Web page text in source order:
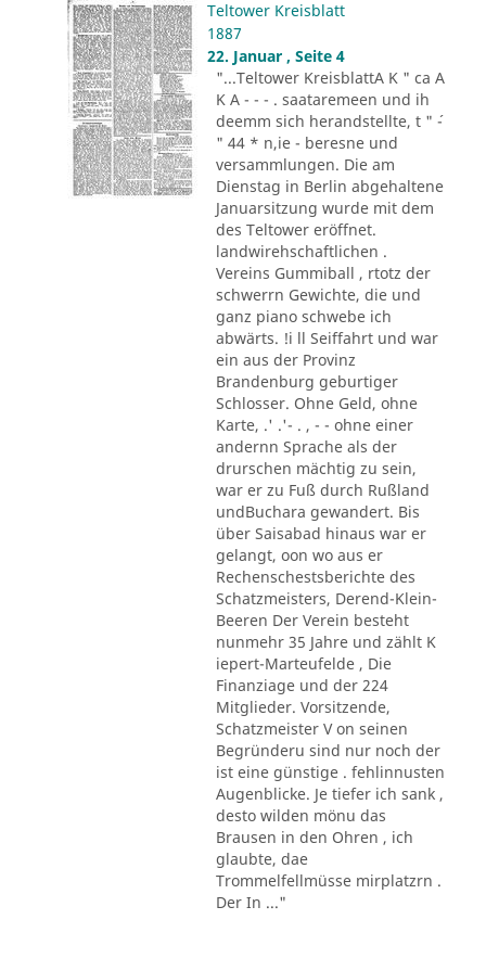
Teltower Kreisblatt
1887
22. Januar , Seite 4
"...Teltower KreisblattA K " ca A
K A - - - . saataremeen und ih
deemm sich herandstellte, t " ´-
" 44 * n,ie - beresne und
versammlungen. Die am
Dienstag in Berlin abgehaltene
Januarsitzung wurde mit dem
des Teltower eröffnet.
landwirehschaftlichen .
Vereins Gummiball , rtotz der
schwerrn Gewichte, die und
ganz piano schwebe ich
abwärts. !i ll Seiffahrt und war
ein aus der Provinz
Brandenburg geburtiger
Schlosser. Ohne Geld, ohne
Karte, .' .'- . , - - ohne einer
andernn Sprache als der
drurschen mächtig zu sein,
war er zu Fuß durch Rußland
undBuchara gewandert. Bis
über Saisabad hinaus war er
gelangt, oon wo aus er
Rechenschestsberichte des
Schatzmeisters, Derend-Klein-
Beeren Der Verein besteht
nunmehr 35 Jahre und zählt K
iepert-Marteufelde , Die
Finanziage und der 224
Mitglieder. Vorsitzende,
Schatzmeister V on seinen
Begründeru sind nur noch der
ist eine günstige . fehlinnusten
Augenblicke. Je tiefer ich sank ,
desto wilden mönu das
Brausen in den Ohren , ich
glaubte, dae
Trommelfellmüsse mirplatzrn .
Der In ..."